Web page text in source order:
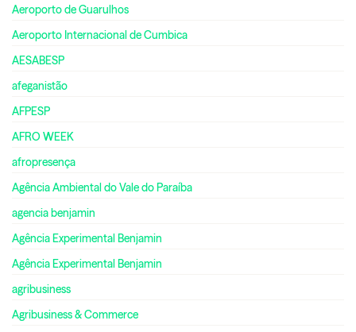
Aeroporto de Guarulhos
Aeroporto Internacional de Cumbica
AESABESP
afeganistão
AFPESP
AFRO WEEK
afropresença
Agência Ambiental do Vale do Paraíba
agencia benjamin
Agência Experimental Benjamin
Agência Experimental Benjamin
agribusiness
Agribusiness & Commerce